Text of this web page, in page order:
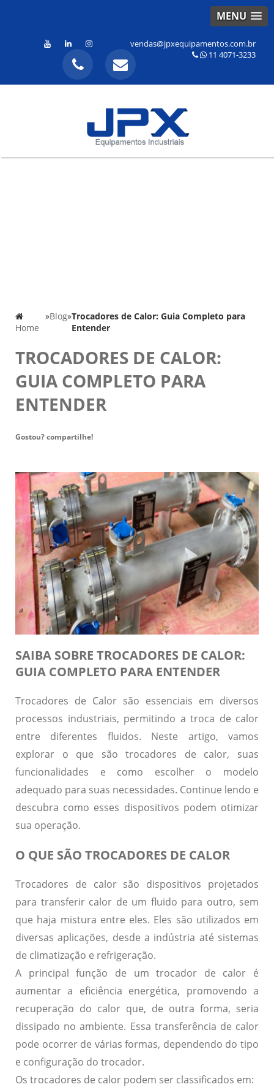
MENU
vendas@jpxequipamentos.com.br
11 4071-3233
Home
»Blog»Trocadores de Calor: Guia Completo para
Entender
TROCADORES DE CALOR:
GUIA COMPLETO PARA
ENTENDER
Gostou? compartilhe!
SAIBA SOBRE TROCADORES DE CALOR:
GUIA COMPLETO PARA ENTENDER
Trocadores de Calor são essenciais em diversos
processos industriais, permitindo a troca de calor
entre diferentes fluidos. Neste artigo, vamos
explorar o que são trocadores de calor, suas
funcionalidades e como escolher o modelo
adequado para suas necessidades. Continue lendo e
descubra como esses dispositivos podem otimizar
sua operação.
O QUE SÃO TROCADORES DE CALOR
Trocadores de calor são dispositivos projetados
para transferir calor de um fluido para outro, sem
que haja mistura entre eles. Eles são utilizados em
diversas aplicações, desde a indústria até sistemas
de climatização e refrigeração.
A principal função de um trocador de calor é
aumentar a eficiência energética, promovendo a
recuperação do calor que, de outra forma, seria
dissipado no ambiente. Essa transferência de calor
pode ocorrer de várias formas, dependendo do tipo
e configuração do trocador.
Os trocadores de calor podem ser classificados em: